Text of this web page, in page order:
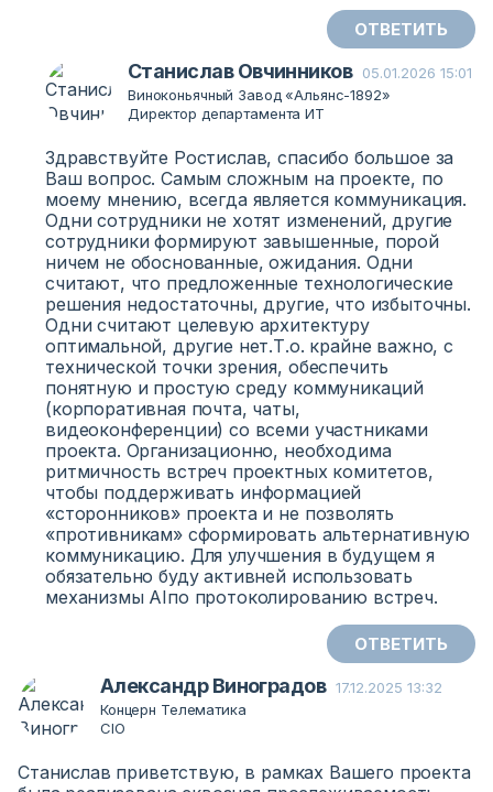
ОТВЕТИТЬ
Станислав Овчинников
05.01.2026 15:01
Виноконьячный Завод «Альянс-1892»
Директор департамента ИТ
Здравствуйте Ростислав, cпасибо большое за
Ваш вопрос. Самым сложным на проекте, по
моему мнению, всегда является коммуникация.
Одни сотрудники не хотят изменений, другие
сотрудники формируют завышенные, порой
ничем не обоснованные, ожидания. Одни
считают, что предложенные технологические
решения недостаточны, другие, что избыточны.
Одни считают целевую архитектуру
оптимальной, другие нет.Т.о. крайне важно, с
технической точки зрения, обеспечить
понятную и простую среду коммуникаций
(корпоративная почта, чаты,
видеоконференции) со всеми участниками
проекта. Организационно, необходима
ритмичность встреч проектных комитетов,
чтобы поддерживать информацией
«сторонников» проекта и не позволять
«противникам» сформировать альтернативную
коммуникацию. Для улучшения в будущем я
обязательно буду активней использовать
механизмы AIпо протоколированию встреч.
ОТВЕТИТЬ
Александр Виноградов 17.12.2025 13:32
Концерн Телематика
CIO
Станислав приветствую, в рамках Вашего проекта